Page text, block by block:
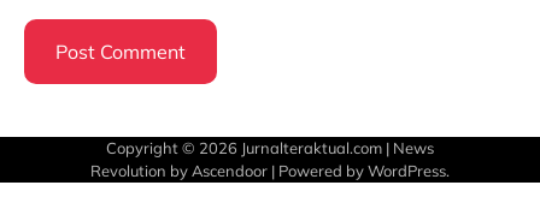
Copyright © 2026 Jurnalteraktual.com | News
Revolution by Ascendoor | Powered byWordPress.